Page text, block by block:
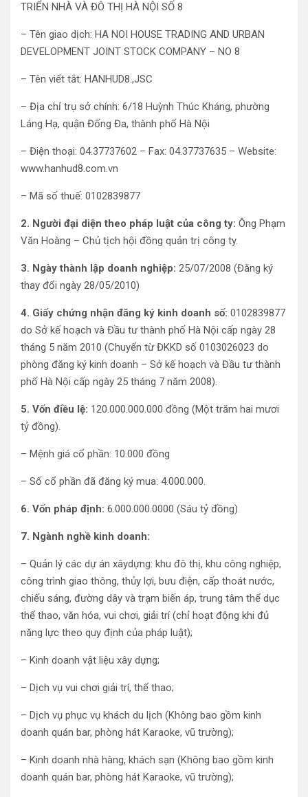
TRIỂN NHÀ VÀ ĐÔ THỊ HÀ NỘI SỐ 8
– Tên giao dịch: HA NOI HOUSE TRADING AND URBAN
DEVELOPMENT JOINT STOCK COMPANY – NO 8
– Tên viết tắt: HANHUD8.,JSC
– Địa chỉ trụ sở chính: 6/18 Huỳnh Thúc Kháng, phường
Láng Hạ, quận Đống Đa, thành phố Hà Nội
– Điện thoại: 04.37737602 – Fax: 04.37737635 – Website:
www.hanhud8.com.vn
– Mã số thuế: 0102839877
2. Người đại diện theo pháp luật của công ty: Ông Phạm
Văn Hoàng – Chủ tịch hội đồng quản trị công ty.
3. Ngày thành lập doanh nghiệp: 25/07/2008 (Đăng ký
thay đổi ngày 28/05/2010)
4. Giấy chứng nhận đăng ký kinh doanh số: 0102839877
do Sở kế hoạch và Đầu tư thành phố Hà Nội cấp ngày 28
tháng 5 năm 2010 (Chuyển từ ĐKKD số 0103026023 do
phòng đăng ký kinh doanh – Sở kế hoạch và Đầu tư thành
phố Hà Nội cấp ngày 25 tháng 7 năm 2008).
5. Vốn điều lệ: 120.000.000.000 đồng (Một trăm hai mươi
tỷ đồng).
– Mệnh giá cổ phần: 10.000 đồng
– Số cổ phần đã đăng ký mua: 4.000.000.
6. Vốn pháp định: 6.000.000.0000 (Sáu tỷ đồng)
7. Ngành nghề kinh doanh:
– Quản lý các dự án xâydựng: khu đô thị, khu công nghiệp,
công trình giao thông, thủy lợi, bưu điện, cấp thoát nước,
chiếu sáng, đường dây và trạm biến áp, trung tâm thể dục
thể thao, văn hóa, vui chơi, giải trí (chỉ hoạt động khi đủ
năng lực theo quy định của pháp luật);
– Kinh doanh vật liệu xây dựng;
– Dịch vụ vui chơi giải trí, thể thao;
– Dịch vụ phục vụ khách du lịch (Không bao gồm kinh
doanh quán bar, phòng hát Karaoke, vũ trường);
– Kinh doanh nhà hàng, khách sạn (Không bao gồm kinh
doanh quán bar, phòng hát Karaoke, vũ trường);